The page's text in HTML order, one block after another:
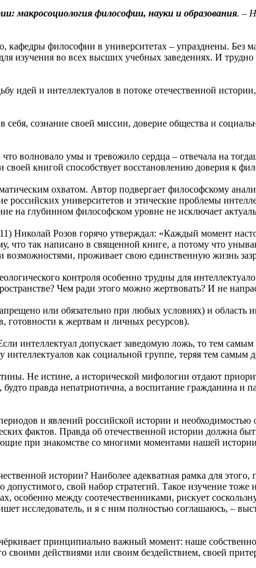
макросоциология философии, науки и образования. –
философии в университетах – упразднены. Без
изучения во всех высших учебных заведениях. И трудно
идей и интеллектуалов в потоке отечественной
себя, сознание своей миссии, доверие общества и
волновало умы и тревожило сердца – отвечала на
своей книгой способствует восстановлению доверия к
охватом. Автор подвергает философскому
российских университетов и этические проблемы
на глубинном философском уровне не исключает
Розов горячо утверждал: «Каждый момент
что так написано в священной книге, а потому что
возможностями, проживает свою единственную жизнь
контроля особенно трудны для
Чем ради этого можно жертвовать? И не
или обязательно при любых условиях) и
готовности к жертвам и личных ресурсов).
интеллектуал допускает заведомую ложь, то тем
как социальной группе, теряя тем самым
Не истине, а исторической мифологии отдают
правда непатриотична, а воспитание гражданина и
и явлений российской истории и необходимостью
фактов. Правда об отечественной истории должна
при знакомстве со многими моментами нашей
истории? Наиболее адекватная рамка для
свой набор стратегий. Такое изучение
особенно между соотечественниками, рискует
исследователь, и я с ним полностью соглашаюсь, –
принципиально важный момент: наше
своими действиями или своим бездействием, своей